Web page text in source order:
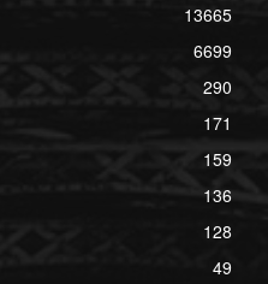
13665
6699
290
171
159
136
128
49